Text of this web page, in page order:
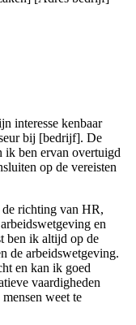
interesse kenbaar
bij [bedrijf]. De
ik ben ervan overtuigd
op de vereisten
richting van HR,
en
ben ik altijd op de
de arbeidswetgeving.
en kan ik goed
vaardigheden
weet te